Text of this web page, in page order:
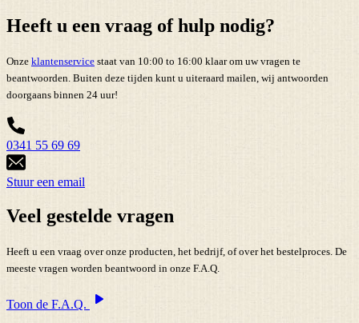
Heeft u een vraag of hulp nodig?
Onze klantenservice staat van 10:00 to 16:00 klaar om uw vragen te
beantwoorden. Buiten deze tijden kunt u uiteraard mailen, wij antwoorden
doorgaans binnen 24 uur!
0341 55 69 69
Stuur een email
Veel gestelde vragen
Heeft u een vraag over onze producten, het bedrijf, of over het bestelproces. De
meeste vragen worden beantwoord in onze F.A.Q.
Toon de F.A.Q.